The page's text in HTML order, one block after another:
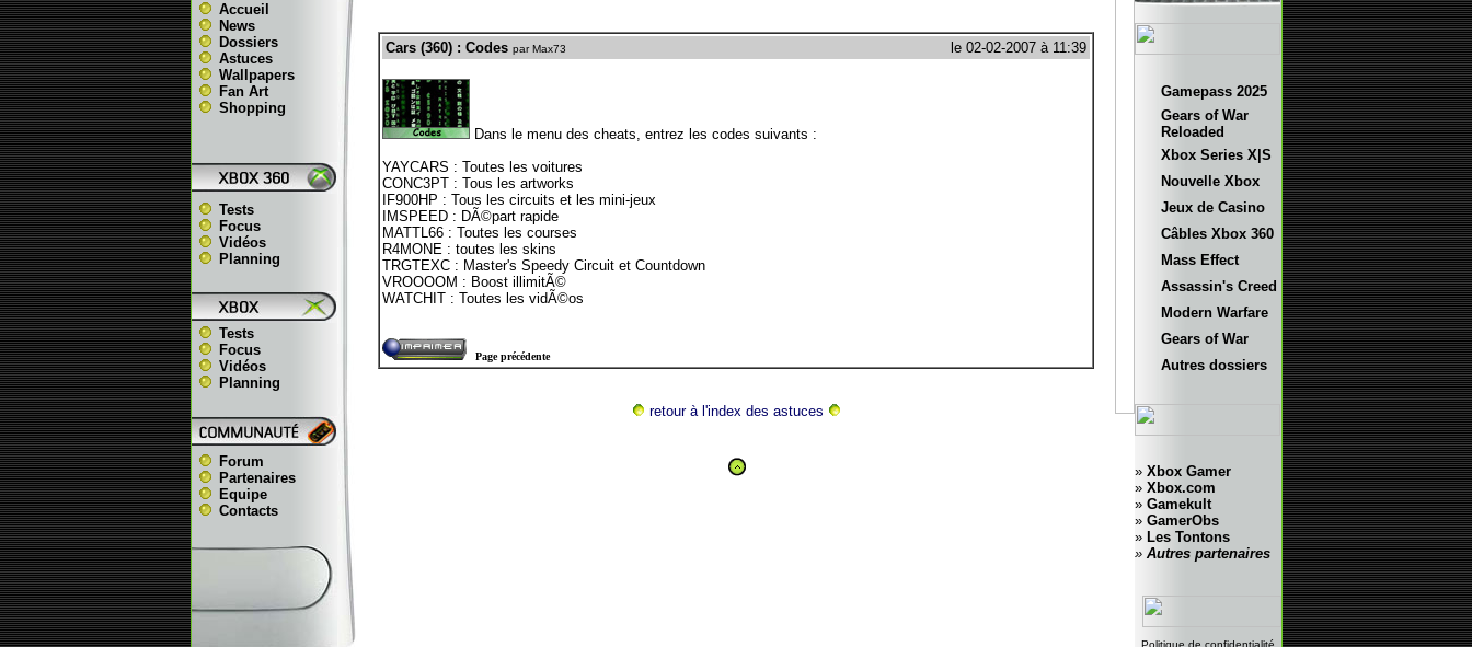
Accueil
News
Dossiers
Astuces
Wallpapers
Fan Art
Shopping
Tests
Focus
Vidéos
Planning
Tests
Focus
Vidéos
Planning
Forum
Partenaires
Equipe
Contacts
Cars (360) : Codes par Max73 le 02-02-2007 à 11:39
Dans le menu des cheats, entrez les codes suivants :
YAYCARS : Toutes les voitures
CONC3PT : Tous les artworks
IF900HP : Tous les circuits et les mini-jeux
IMSPEED : DÃ©part rapide
MATTL66 : Toutes les courses
R4MONE : toutes les skins
TRGTEXC : Master's Speedy Circuit et Countdown
VROOOOM : Boost illimitÃ©
WATCHIT : Toutes les vidÃ©os
Page précédente
retour à l'index des astuces
Gamepass 2025
Gears of War
Reloaded
Xbox Series X|S
Nouvelle Xbox
Jeux de Casino
Câbles Xbox 360
Mass Effect
Assassin's Creed
Modern Warfare
Gears of War
Autres dossiers
» Xbox Gamer
» Xbox.com
» Gamekult
» GamerObs
» Les Tontons
»Autres partenaires
Politique de confidentialité